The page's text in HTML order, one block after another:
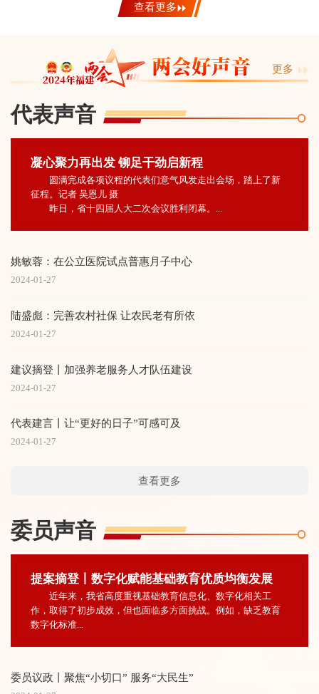
查看更多
更多
代表声音
凝心聚力再出发 铆足干劲启新程
圆满完成各项议程的代表们意气风发走出会场，踏上了新
征程。记者 吴恩儿 摄
昨日，省十四届人大二次会议胜利闭幕。...
姚敏蓉：在公立医院试点普惠月子中心
2024-01-27
陆盛彪：完善农村社保 让农民老有所依
2024-01-27
建议摘登丨加强养老服务人才队伍建设
2024-01-27
代表建言丨让“更好的日子”可感可及
2024-01-27
查看更多
委员声音
提案摘登丨数字化赋能基础教育优质均衡发展
近年来，我省高度重视基础教育信息化、数字化相关工
作，取得了初步成效，但也面临多方面挑战。例如，缺乏教育
数字化标准...
委员议政丨聚焦“小切口” 服务“大民生”